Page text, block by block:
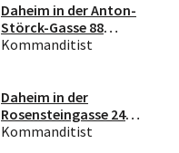
Daheim in der Anton-
Störck-Gasse 88
GmbH & Co KG
Kommanditist
Daheim in der
Rosensteingasse 24
GmbH & Co KG
Kommanditist